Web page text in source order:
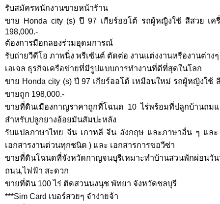
รับสมัครพนักงานขายหน้าร้าน
ขาย Honda city (s) ปี 97 เกียร์ออโต้ รถผู้หญิงใช้ สีสวย เค
198,000.-
ต้องการมือกลองร่วมอุดมการณ์
รับถ่ายวีดีโอ ภาพนิ่ง พรีเซ้นต์ ตัดต่อ งานแต่งงานหรืองานต่างๆ
เอเจล ธุรกิจเครือข่ายที่มีรูปแบบการทำงานที่ดีที่สุดในโลก
ขาย Honda city (s) ปี 97 เกียร์ออโต้ เหมือนใหม่ รถผู้หญิงใช้
ขายถูก 198,000.-
ขายที่ดินเมืองกาญราคาถูกที่โฉนด 10 ไร่พร้อมที่ปลูกบ้านถ
สำหรับปลูกยางอ้อยมันสัมปะหลัง
รับแปลภาษาไทย จีน เกาหลี จีน อังกฤษ และภาษาอื่น ๆ แล
เอกสารงานด่วนทุกชนิด ) และ เอกสารการขอวีซ่า
ขายที่ดินโฉนดที่จังหวัดกาญจนบุรีเหมาะทำบ้านสวนพักผ่อนวัน
ถนน,ไฟฟ้า สะดวก
ขายที่ดิน 100 ไร่ ติดสวนนงนุช พัทยา จังหวัดชลบุรี
***Sim Card เบอร์สวยๆ จำง่ายจ้า